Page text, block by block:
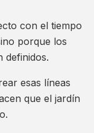
con el tiempo
porque los
definidos.
esas líneas
que el jardín